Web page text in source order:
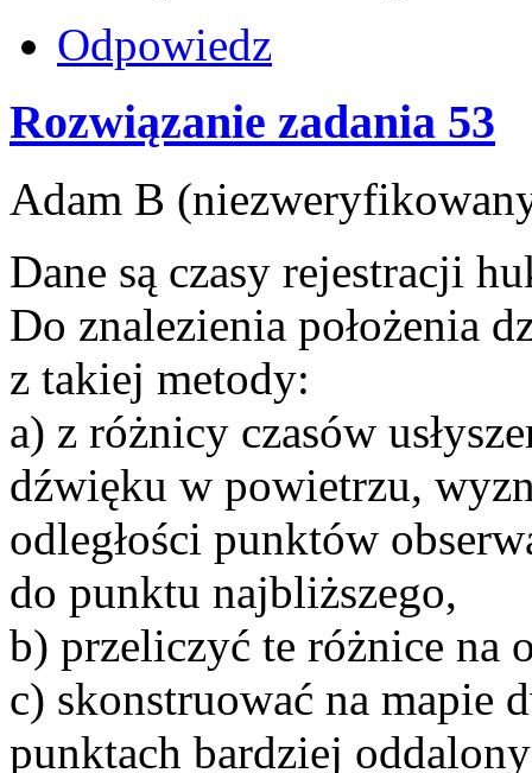
Odpowiedz
Rozwiązanie zadania 53
Adam B
Dane są czasy rejestracji
Do znalezienia położenia
z takiej metody:
a) z różnicy czasów
dźwięku w powietrzu,
odległości punktów
do punktu najbliższego,
b) przeliczyć te różnice na
c) skonstruować na mapie
punktach bardziej